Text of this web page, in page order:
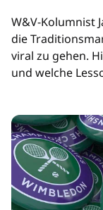
W&V-Kolumnist
die
viral zu gehen.
und welche